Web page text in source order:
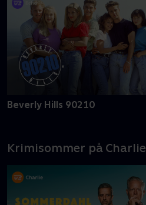
Beverly Hills 90210
Krimisommer på Charlie